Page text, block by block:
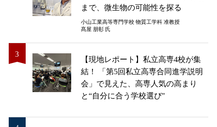
まで、微生物の可能性を探る
小山工業高等専門学校 物質工学科 准教授
髙屋 朋彰 氏
【現地レポート】私立高専4校が集
結！ 「第5回私立高専合同進学説明
会」で見えた、高専人気の高まり
と“自分に合う学校選び"